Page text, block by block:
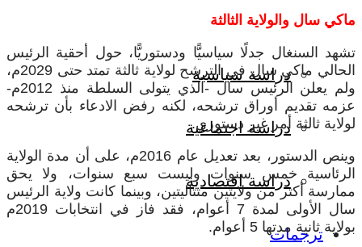
دراسة سياسية
دراسة اجتماعية
دراسة اقتصادية
ترجمات
ماكي سال والولاية الثالثة
تشهد السنغال جدلًا سياسيًّا ودستوريًّا، حول أحقية الرئيس
الحالي ماكي سال في الترشح لولاية ثالثة تمتد حتى 2029م،
ولم يعلن الرئيس سال -الذي يتولى السلطة منذ 2012م-
عزمه تقديم أوراق ترشحه، لكنه رفض الادعاء بأن ترشحه
لولاية ثالثة أمر غير دستوري.
وينص الدستور، بعد تعديل عام 2016م، على أن مدة الولاية
الرئاسية خمس سنوات وليست سبع سنوات، ولا يحق
ممارسة أكثر من ولايتين متتاليتين، وبينما كانت ولاية الرئيس
سال الأولى لمدة 7 أعوام، فقد فاز في انتخابات 2019م
بولاية ثانية مدتها 5 أعوام.